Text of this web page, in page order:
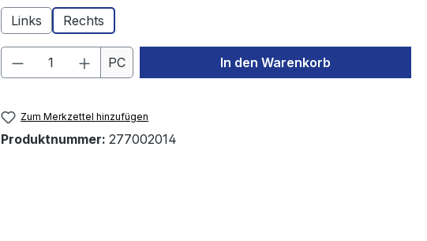
Links
Rechts
Produkt Anzahl: Gib den gewünschten Wert
PC In den Warenkorb
Zum Merkzettel hinzufügen
Produktnummer: 277002014